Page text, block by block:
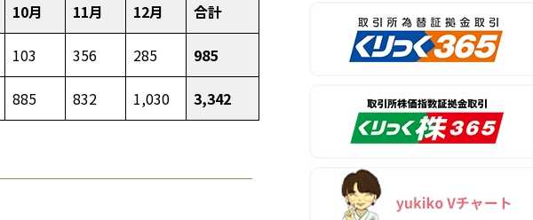
10月 11月 12月 合計
103 356 285 985
885 832 1,030 3,342